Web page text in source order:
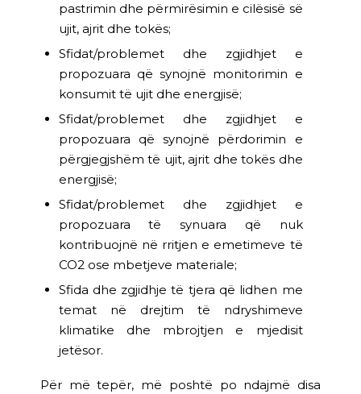
pastrimin dhe përmirësimin e cilësisë së
ujit, ajrit dhe tokës;
Sfidat/problemet dhe zgjidhjet e
propozuara që synojnë monitorimin e
konsumit të ujit dhe energjisë;
Sfidat/problemet dhe zgjidhjet e
propozuara që synojnë përdorimin e
përgjegjshëm të ujit, ajrit dhe tokës dhe
energjisë;
Sfidat/problemet dhe zgjidhjet e
propozuara të synuara që nuk
kontribuojnë në rritjen e emetimeve të
CO2 ose mbetjeve materiale;
Sfida dhe zgjidhje të tjera që lidhen me
temat në drejtim të ndryshimeve
klimatike dhe mbrojtjen e mjedisit
jetësor.
Për më tepër, më poshtë po ndajmë disa